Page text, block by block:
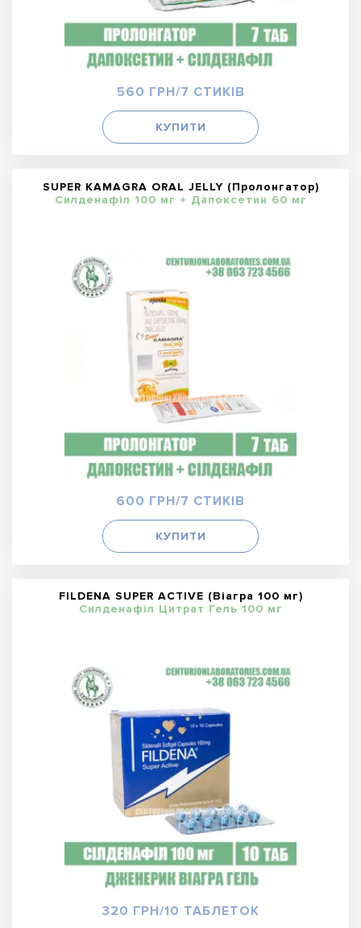
560 ГРН/7 СТИКІВ
КУПИТИ
SUPER KAMAGRA ORAL JELLY (Пролонгатор)
Силденафіл 100 мг + Дапоксетин 60 мг
600 ГРН/7 СТИКІВ
КУПИТИ
FILDENA SUPER ACTIVE (Віагра 100 мг)
Силденафіл Цитрат Гель 100 мг
320 ГРН/10 ТАБЛЕТОК